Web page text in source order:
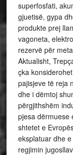
superfosfati,
gjuetisë, gypa
produkte prej
vagoneta,
rezervë për
Aktualisht,
çka
pajisjeve të reja
dhe i dëmtoj
përgjithshëm
pjesa dërmuese
shtetet e
eksplatuar dhe
regjimin